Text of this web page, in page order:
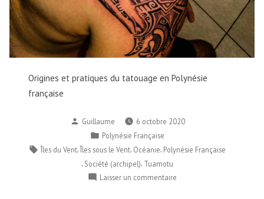
Origines et pratiques du tatouage en Polynésie
française
Publié
par
Guillaume
6 octobre 2020
Publié
dans
Polynésie Française
Étiquettes :
Îles du Vent ,Îles sous le Vent Océanie Polynésie Française
Société (archipel) Tuamotu
Laisser un commentairesur